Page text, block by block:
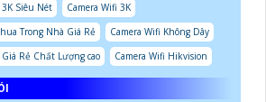
Siêu Nét
Camera Wifi 3K
Trong Nhà Giá Rẻ
Camera Wifi Không Dây
Rẻ Chất Lượng cao
Camera Wifi Hikvision